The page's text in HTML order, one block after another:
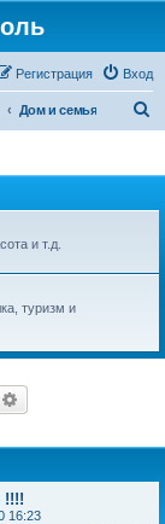
Вход
Регистрация
Дом и семья
и т.д.
туризм и
!!!!
16:23